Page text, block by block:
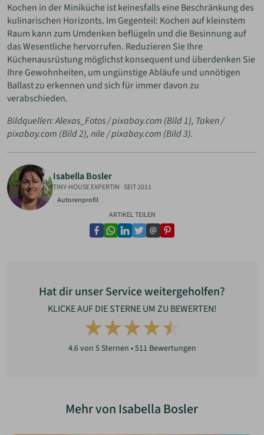
Kochen in der Miniküche ist keinesfalls eine Beschränkung des
kulinarischen Horizonts. Im Gegenteil: Kochen auf kleinstem
Raum kann zum Umdenken beflügeln und die Besinnung auf
das Wesentliche hervorrufen. Reduzieren Sie Ihre
Küchenausrüstung möglichst konsequent und überdenken Sie
Ihre Gewohnheiten, um ungünstige Abläufe und unnötigen
Ballast zu erkennen und sich für immer davon zu
verabschieden.
Bildquellen: Alexas_Fotos / pixabay.com (Bild 1), Taken /
pixabay.com (Bild 2), nile / pixabay.com (Bild 3).
Isabella Bosler
TINY-HOUSE EXPERTIN · SEIT 2011
Autorenprofil
ARTIKEL TEILEN
facebook
whatsapp
linkedin
twitter
emailpinterest
Hat dir unser Service weitergeholfen?
KLICKE AUF DIE STERNE UM ZU BEWERTEN!
4.6von 5 Sternen •511 Bewertungen
Mehr von Isabella Bosler